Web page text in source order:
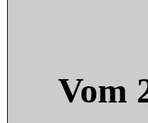
Vom